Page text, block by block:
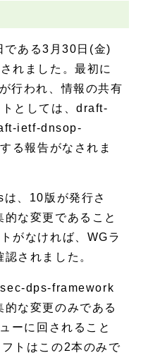
である3月30日(金)
れました。最初に
行われ、情報の共有
としては、draft-
ietf-dnsop-
る報告がなされま
、10版が発行さ
な変更であること
がなければ、WGラ
されました。
dps-framework
な変更のみである
ーに回されること
トはこの2本のみで